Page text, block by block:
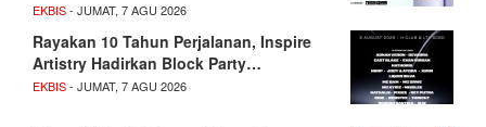
EKBIS- JUMAT, 7 AGU 2026
Rayakan 10 Tahun Perjalanan, Inspire
Artistry Hadirkan Block Party…
EKBIS- JUMAT, 7 AGU 2026